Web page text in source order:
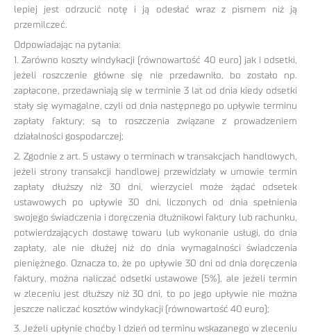
lepiej jest odrzucić notę i ją odesłać wraz z pismem niż ją
przemilczeć.
Odpowiadając na pytania:
1. Zarówno koszty windykacji (równowartość 40 euro) jak i odsetki,
jeżeli roszczenie główne się nie przedawniło, bo zostało np.
zapłacone, przedawniają się w terminie 3 lat od dnia kiedy odsetki
stały się wymagalne, czyli od dnia następnego po upływie terminu
zapłaty faktury; są to roszczenia związane z prowadzeniem
działalności gospodarczej;
2. Zgodnie z art. 5 ustawy o terminach w transakcjach handlowych,
jeżeli strony transakcji handlowej przewidziały w umowie termin
zapłaty dłuższy niż 30 dni, wierzyciel może żądać odsetek
ustawowych po upływie 30 dni, liczonych od dnia spełnienia
swojego świadczenia i doręczenia dłużnikowi faktury lub rachunku,
potwierdzających dostawę towaru lub wykonanie usługi, do dnia
zapłaty, ale nie dłużej niż do dnia wymagalności świadczenia
pieniężnego. Oznacza to, że po upływie 30 dni od dnia doręczenia
faktury, można naliczać odsetki ustawowe (5%), ale jeżeli termin
w zleceniu jest dłuższy niż 30 dni, to po jego upływie nie można
jeszcze naliczać kosztów windykacji (równowartość 40 euro);
3. Jeżeli upłynie choćby 1 dzień od terminu wskazanego w zleceniu